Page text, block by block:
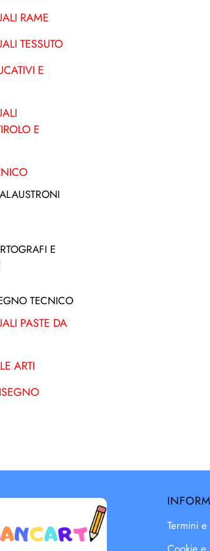
RAME
TESSUTO
E
E
E
TECNICO
PASTE DA
ARTI
Termini